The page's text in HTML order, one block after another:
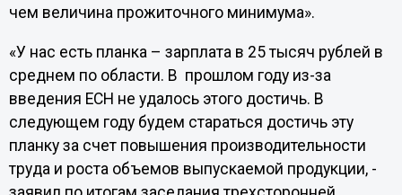
чем величина прожиточного минимума».
«У нас есть планка – зарплата в 25 тысяч рублей в
среднем по области. В прошлом году из-за
введения ЕСН не удалось этого достичь. В
следующем году будем стараться достичь эту
планку за счет повышения производительности
труда и роста объемов выпускаемой продукции, -